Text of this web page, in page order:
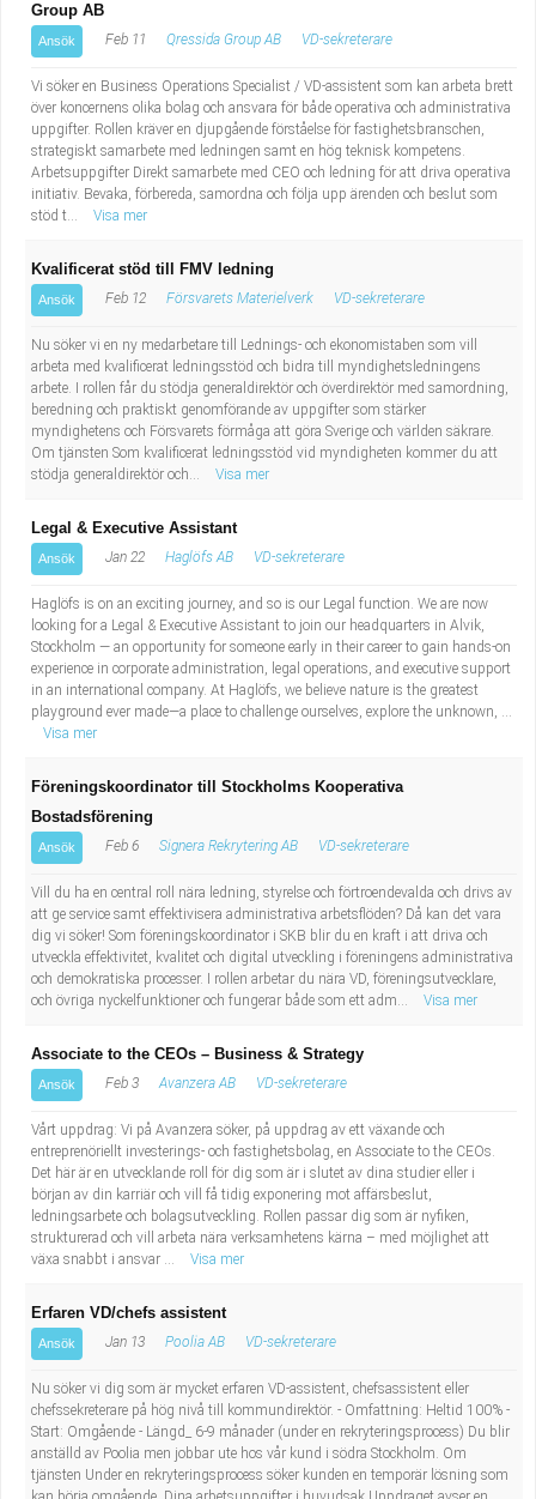
Group AB
Ansök Feb 11 Qressida Group AB VD-sekreterare
Vi söker en Business Operations Specialist / VD-assistent som kan arbeta brett
över koncernens olika bolag och ansvara för både operativa och administrativa
uppgifter. Rollen kräver en djupgående förståelse för fastighetsbranschen,
strategiskt samarbete med ledningen samt en hög teknisk kompetens.
Arbetsuppgifter Direkt samarbete med CEO och ledning för att driva operativa
initiativ. Bevaka, förbereda, samordna och följa upp ärenden och beslut som
stöd t...
Visa mer
Kvalificerat stöd till FMV ledning
Ansök Feb 12 Försvarets Materielverk VD-sekreterare
Nu söker vi en ny medarbetare till Lednings- och ekonomistaben som vill
arbeta med kvalificerat ledningsstöd och bidra till myndighetsledningens
arbete. I rollen får du stödja generaldirektör och överdirektör med samordning,
beredning och praktiskt genomförande av uppgifter som stärker
myndighetens och Försvarets förmåga att göra Sverige och världen säkrare.
Om tjänsten Som kvalificerat ledningsstöd vid myndigheten kommer du att
stödja generaldirektör och...
Visa mer
Legal & Executive Assistant
Ansök Jan 22 Haglöfs AB VD-sekreterare
Haglöfs is on an exciting journey, and so is our Legal function. We are now
looking for a Legal & Executive Assistant to join our headquarters in Alvik,
Stockholm — an opportunity for someone early in their career to gain hands-on
experience in corporate administration, legal operations, and executive support
in an international company. At Haglöfs, we believe nature is the greatest
playground ever made—a place to challenge ourselves, explore the unknown, ...
Visa mer
Föreningskoordinator till Stockholms Kooperativa
Bostadsförening
Ansök Feb 6 Signera Rekrytering AB VD-sekreterare
Vill du ha en central roll nära ledning, styrelse och förtroendevalda och drivs av
att ge service samt effektivisera administrativa arbetsflöden? Då kan det vara
dig vi söker! Som föreningskoordinator i SKB blir du en kraft i att driva och
utveckla effektivitet, kvalitet och digital utveckling i föreningens administrativa
och demokratiska processer. I rollen arbetar du nära VD, föreningsutvecklare,
och övriga nyckelfunktioner och fungerar både som ett adm...
Visa mer
Associate to the CEOs – Business & Strategy
Ansök Feb 3 Avanzera AB VD-sekreterare
Vårt uppdrag: Vi på Avanzera söker, på uppdrag av ett växande och
entreprenöriellt investerings- och fastighetsbolag, en Associate to the CEOs.
Det här är en utvecklande roll för dig som är i slutet av dina studier eller i
början av din karriär och vill få tidig exponering mot affärsbeslut,
ledningsarbete och bolagsutveckling. Rollen passar dig som är nyfiken,
strukturerad och vill arbeta nära verksamhetens kärna – med möjlighet att
växa snabbt i ansvar ...
Visa mer
Erfaren VD/chefs assistent
Ansök Jan 13 Poolia AB VD-sekreterare
Nu söker vi dig som är mycket erfaren VD-assistent, chefsassistent eller
chefssekreterare på hög nivå till kommundirektör. - Omfattning: Heltid 100% -
Start: Omgående - Längd_ 6-9 månader (under en rekryteringsprocess) Du blir
anställd av Poolia men jobbar ute hos vår kund i södra Stockholm. Om
tjänsten Under en rekryteringsprocess söker kunden en temporär lösning som